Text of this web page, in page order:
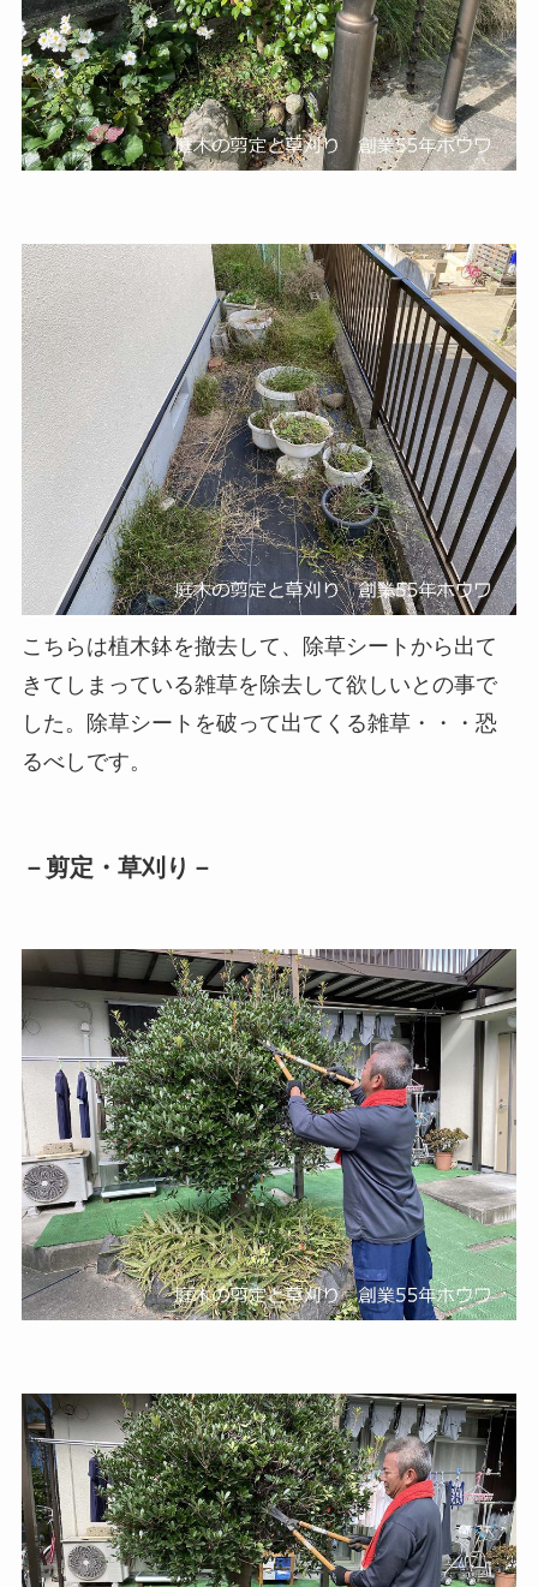
こちらは植木鉢を撤去して、除草シートから出て
きてしまっている雑草を除去して欲しいとの事で
した。除草シートを破って出てくる雑草・・・恐
るべしです。
－剪定・草刈り－